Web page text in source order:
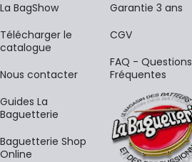
La BagShow
​Télécharger le
catalogue
Nous contacter
Guides La
Baguetterie
Baguetterie Shop
Online
Garantie 3 ans
CGV
FAQ - Questions
Fréquentes